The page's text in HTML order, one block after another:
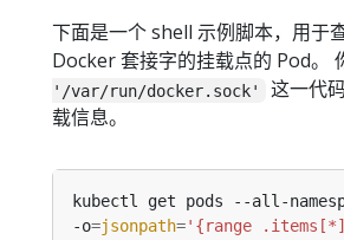
下面是一个 shell 示例脚本，用于
Docker 套接字的挂载点的 Pod。
'/var/run/docker.sock'
这一代
载信息。
kubectl get pods --all-
-o=jsonpath='{range